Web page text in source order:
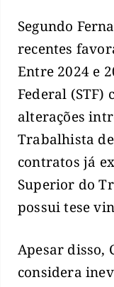
Segundo
recentes
Entre 2024 e
Federal (STF)
alterações
Trabalhista
contratos já
Superior do
possui tese
Apesar disso,
considera